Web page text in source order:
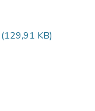
(129,91 KB)